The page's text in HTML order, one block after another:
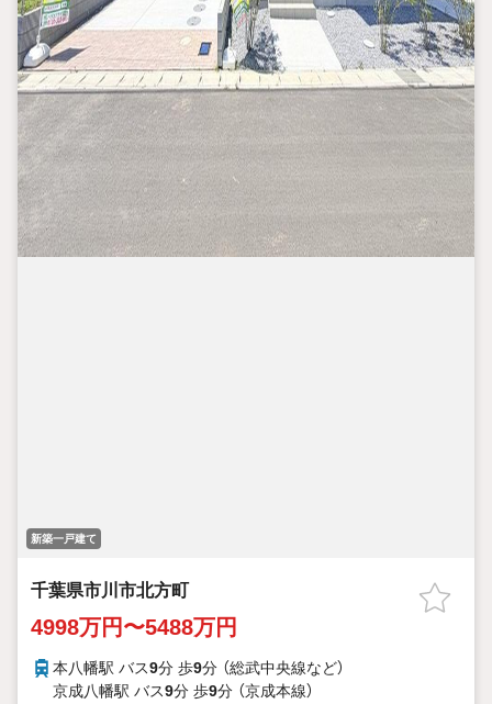
新築一戸建て
千葉県市川市北方町
4998万円〜5488万円
本八幡駅 バス9分 歩9分 （総武中央線など）
京成八幡駅 バス9分 歩9分 （京成本線）